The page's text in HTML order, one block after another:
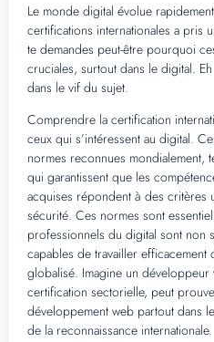
Le monde digital évolue
certifications internationales a pris
te demandes peut-être pourquoi
cruciales, surtout dans le digital.
dans le vif du sujet.
Comprendre la certification
ceux qui s’intéressent au digital.
normes reconnues mondialement,
qui garantissent que les
acquises répondent à des critères
sécurité. Ces normes sont
professionnels du digital sont non
capables de travailler efficacement
globalisé. Imagine un
certification sectorielle, peut
développement web partout dans
de la reconnaissance internationale.